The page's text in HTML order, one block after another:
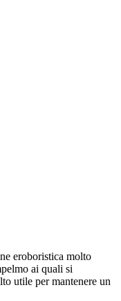
eroboristica molto
ai quali si
utile per mantenere un